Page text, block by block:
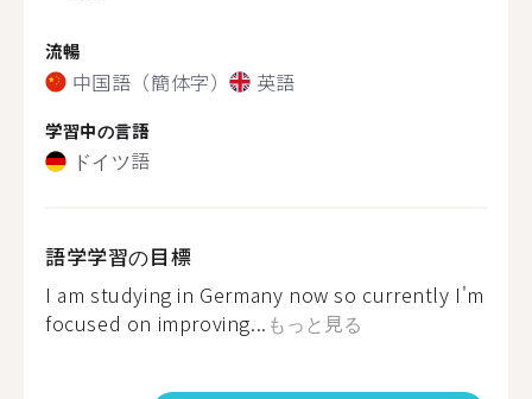
流暢
中国語（簡体字） 英語
学習中の言語
ドイツ語
語学学習の目標
I am studying in Germany now so currently I'm
focused on improving... もっと見る